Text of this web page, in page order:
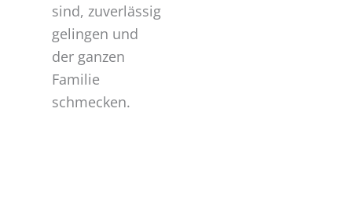
sind, zuverlässig
gelingen und
der ganzen
Familie
schmecken.